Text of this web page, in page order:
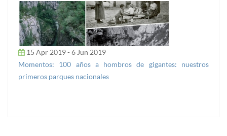
15 Apr 2019 - 6 Jun 2019
Momentos: 100 años a hombros de gigantes: nuestros
primeros parques nacionales